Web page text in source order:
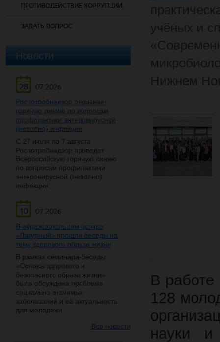
ПРОТИВОДЕЙСТВИЕ КОРРУПЦИИ
ЗАДАТЬ ВОПРОС
Новости
28
07.2026
Роспотребнадзор открывает
горячую линию по вопросам
профилактики энтеровирусной
(неполио) инфекции
С 27 июля по 7 августа
Роспотребнадзор проведет
Всероссийскую горячую линию
по вопросам профилактики
энтеровирусной (неполио)
инфекции.
10
07.2026
В образовательном центре
«Лазурный» прошли беседы на
тему здорового образа жизни
В рамках семинара-беседы
«Основы здорового и
безопасного образа жизни»
была обсуждена проблема
социально значимых
заболеваний и её актуальность
для молодежи.
Все новости
В работе
128
науки и